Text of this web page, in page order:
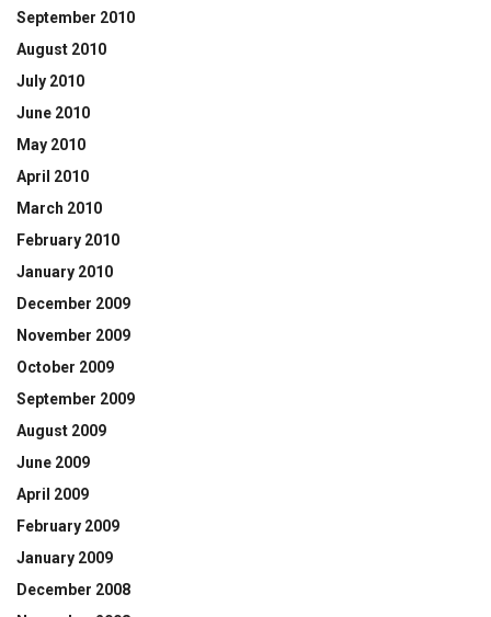
September 2010
August 2010
July 2010
June 2010
May 2010
April 2010
March 2010
February 2010
January 2010
December 2009
November 2009
October 2009
September 2009
August 2009
June 2009
April 2009
February 2009
January 2009
December 2008